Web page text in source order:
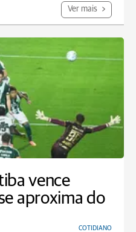
Ver mais
vence
aproxima do
COTIDIANO